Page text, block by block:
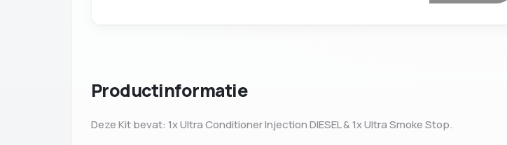
Productinformatie
Deze Kit bevat: 1x Ultra Conditioner Injection DIESEL & 1x Ultra Smoke Stop.